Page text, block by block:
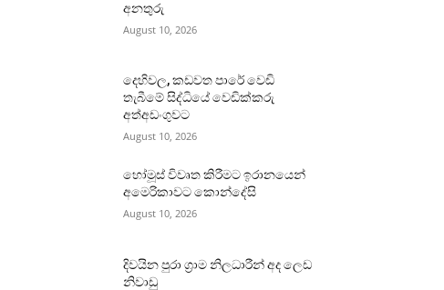
අනතුරු
August 10, 2026
දෙහිවල, කඩවත පාරේ වෙඩි
තැබීමේ සිද්ධියේ වෙඩික්කරු
අත්අඩංගුවට
August 10, 2026
හෝමූස් විවෘත කිරීමට ඉරානයෙන්
අමෙරිකාවට කොන්දේසි
August 10, 2026
දිවයින පුරා ග්‍රාම නිලධාරීන් අද ලෙඩ
නිවාඩු